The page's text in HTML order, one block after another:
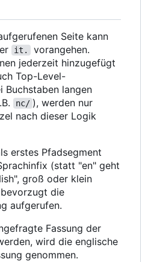
Seite kann
it.
vorangehen.
jederzeit hinzugefügt
Top-Level-
Buchstaben langen
nc/ ), werden nur
nach dieser Logik
erstes Pfadsegment
(statt "en" geht
groß oder klein
die
aufgerufen.
Fassung der
wird die englische
genommen.